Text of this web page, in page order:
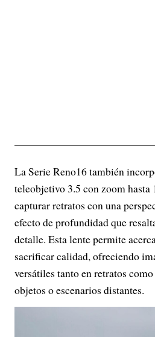
La Serie Reno16 también
teleobjetivo 3.5 con zoom hasta
capturar retratos con una
efecto de profundidad que
detalle. Esta lente permite
sacrificar calidad, ofreciendo
versátiles tanto en retratos
objetos o escenarios distantes.